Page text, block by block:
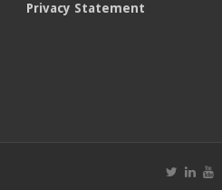
Privacy Statement